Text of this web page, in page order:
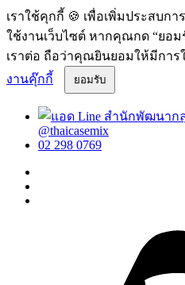
เราใช้คุกกี้ 🍪 เพื่อเพิ่มประสบก
ใช้งานเว็บไซต์ หากคุณกด “ยอม
เราต่อ ถือว่าคุณยินยอมให้มีการ
งานคุ๊กกี้
ยอมรับ
@thaicasemix
02 298 0769